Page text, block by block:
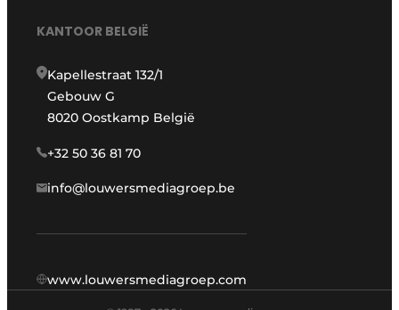
KANTOOR BELGIË
Kapellestraat 132/1
Gebouw G
8020 Oostkamp België
+32 50 36 81 70
info@louwersmediagroep.be
www.louwersmediagroep.com